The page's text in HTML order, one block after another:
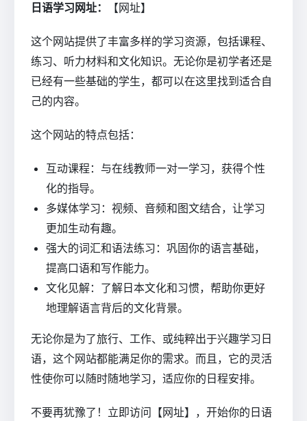
日语学习网址： 【网址】
这个网站提供了丰富多样的学习资源，包括课程、
练习、听力材料和文化知识。无论你是初学者还是
已经有一些基础的学生，都可以在这里找到适合自
己的内容。
这个网站的特点包括：
互动课程：与在线教师一对一学习，获得个性
化的指导。
多媒体学习：视频、音频和图文结合，让学习
更加生动有趣。
强大的词汇和语法练习：巩固你的语言基础，
提高口语和写作能力。
文化见解：了解日本文化和习惯，帮助你更好
地理解语言背后的文化背景。
无论你是为了旅行、工作、或纯粹出于兴趣学习日
语，这个网站都能满足你的需求。而且，它的灵活
性使你可以随时随地学习，适应你的日程安排。
不要再犹豫了！立即访问【网址】，开始你的日语